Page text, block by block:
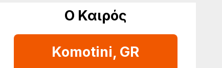
Ο Καιρός
Komotini, GR